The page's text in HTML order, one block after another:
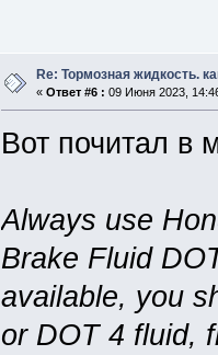
Re: Тормозная жидкость.
«Ответ #6 : 09 Июня 2023,
Вот почитал в
Always use
Brake Fluid
available, you
or DOT 4 fluid,